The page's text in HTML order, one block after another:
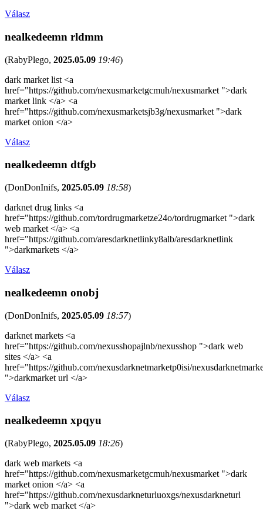
Válasz
nealkedeemn rldmm
(RabyPlego, 2025.05.09 19:46)
dark market list <a
href="https://github.com/nexusmarketgcmuh/nexusmarket ">dark
market link </a> <a
href="https://github.com/nexusmarketsjb3g/nexusmarket ">dark
market onion </a>
Válasz
nealkedeemn dtfgb
(DonDonInifs, 2025.05.09 18:58)
darknet drug links <a
href="https://github.com/tordrugmarketze24o/tordrugmarket ">dark
web market </a> <a
href="https://github.com/aresdarknetlinky8alb/aresdarknetlink
">darkmarkets </a>
Válasz
nealkedeemn onobj
(DonDonInifs, 2025.05.09 18:57)
darknet markets <a
href="https://github.com/nexusshopajlnb/nexusshop ">dark web
sites </a> <a
href="https://github.com/nexusdarknetmarketp0isi/
">darkmarket url </a>
Válasz
nealkedeemn xpqyu
(RabyPlego, 2025.05.09 18:26)
dark web markets <a
href="https://github.com/nexusmarketgcmuh/nexusmarket ">dark
market onion </a> <a
href="https://github.com/nexusdarkneturluoxgs/nexusdarkneturl
">dark web market </a>